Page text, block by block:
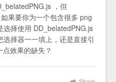
，但
果要你为一个包含很多 png
选择使用 DD_belatedPNG.js
选择器一一填上，还是直接引
效果的缺失？